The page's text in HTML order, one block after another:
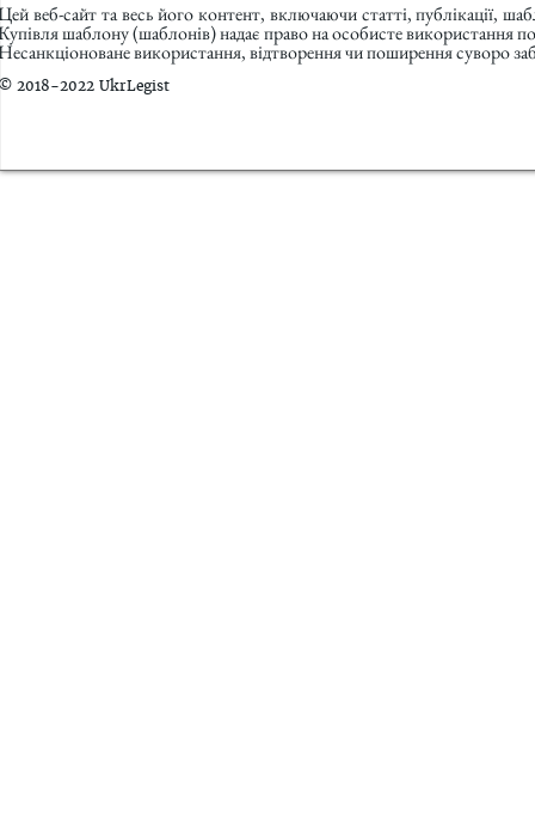
веб-сайт та весь його контент, включаючи статті, публікації,
шаблону (шаблонів) надає право на особисте використання
використання, відтворення чи поширення суворо
2018-2022 UkrLegist